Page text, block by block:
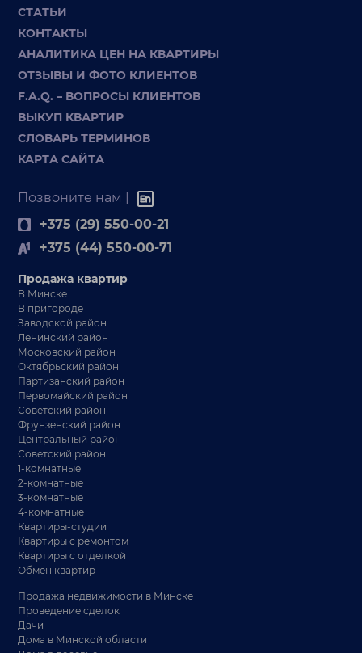
СТАТЬИ
КОНТАКТЫ
АНАЛИТИКА ЦЕН НА КВАРТИРЫ
ОТЗЫВЫ И ФОТО КЛИЕНТОВ
F.A.Q. – ВОПРОСЫ КЛИЕНТОВ
ВЫКУП КВАРТИР
СЛОВАРЬ ТЕРМИНОВ
КАРТА САЙТА
Позвоните нам |
+375 (29) 550-00-21
+375 (44) 550-00-71
Продажа квартир
В Минске
В пригороде
Заводской район
Ленинский район
Московский район
Октябрьский район
Партизанский район
Первомайский район
Советский район
Фрунзенский район
Центральный район
Советский район
1-комнатные
2-комнатные
3-комнатные
4-комнатные
Квартиры-студии
Квартиры с ремонтом
Квартиры с отделкой
Обмен квартир
Продажа недвижимости в Минске
Проведение сделок
Дачи
Дома в Минской области